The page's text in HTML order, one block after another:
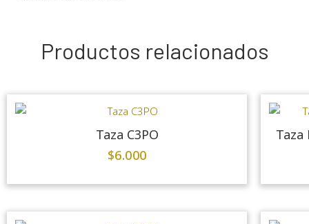
Productos relacionados
Taza C3PO
$6.000
Taza